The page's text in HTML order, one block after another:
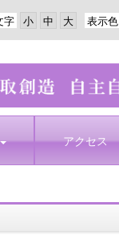
表示色
字
アクセス